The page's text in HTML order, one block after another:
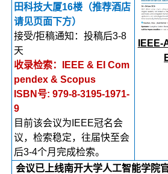
田科技大厦16楼（推荐酒店
请见页面下方）
接受/拒稿通知：投稿后3-8
天
收录检索：IEEE & EI Com
pendex & Scopus
ISBN号: 979-8-3195-1971-
9
目前该会议为IEEE冠名会
议，检索稳定，往届快至会
后3-4个月完成检索。
会议已上线南开大学人工智能学院